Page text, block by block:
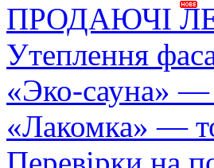
ПРОДАЮЧІ
Утеплення
«Эко-сауна»
«Лакомка» —